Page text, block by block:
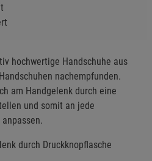
hochwertige Handschuhe aus
nachempfunden.
am Handgelenk durch eine
und somit an jede
durch Druckknopflasche